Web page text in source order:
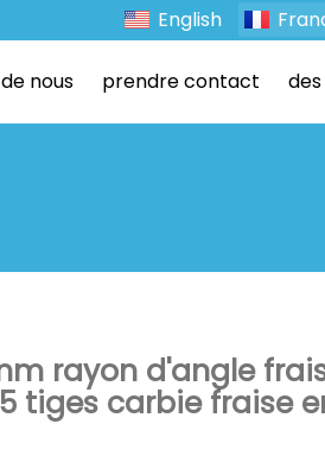
English
nous prendre contact
rayon d'angle
tiges carbie fraise